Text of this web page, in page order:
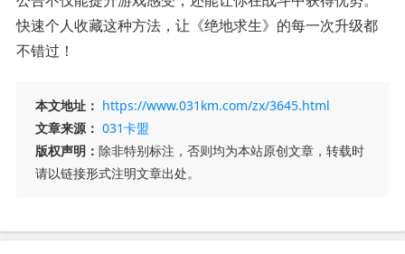
快速个人收藏这种方法，让《绝地求生》的每一次升级都
不错过！
本文地址： https://www.031km.com/zx/3645.html
文章来源： 031卡盟
版权声明： 除非特别标注，否则均为本站原创文章，转载时
请以链接形式注明文章出处。